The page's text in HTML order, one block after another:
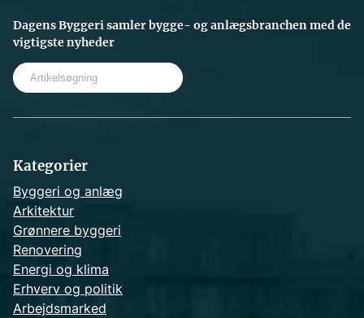
Dagens Byggeri samler bygge- og anlægsbranchen med de
vigtigste nyheder
Kategorier
Byggeri og anlæg
Arkitektur
Grønnere byggeri
Renovering
Energi og klima
Erhverv og politik
Arbejdsmarked